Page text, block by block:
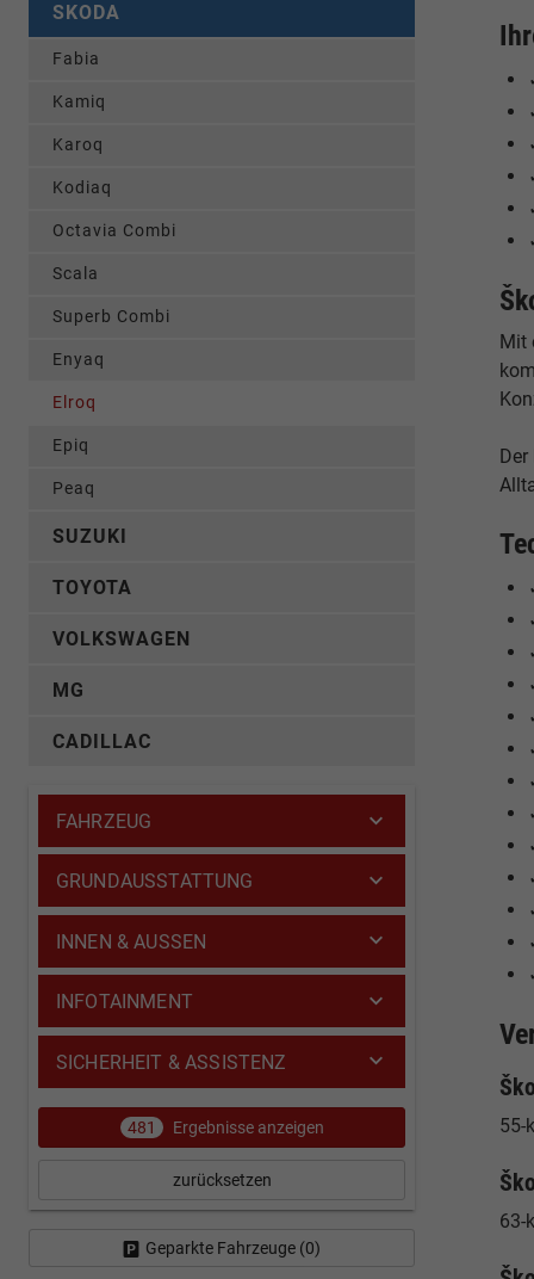
Mit
55-
63-
SKODA
Fabia
Kamiq
Karoq
Kodiaq
Octavia Combi
Scala
Superb Combi
Enyaq
Elroq
Epiq
Peaq
SUZUKI
TOYOTA
VOLKSWAGEN
MG
CADILLAC
FAHRZEUG
GRUNDAUSSTATTUNG
INNEN & AUSSEN
INFOTAINMENT
SICHERHEIT & ASSISTENZ
481 Ergebnisse anzeigen
zurücksetzen
Geparkte Fahrzeuge (0)